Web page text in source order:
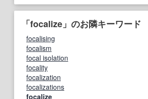
「focalize」のお隣キーワード
focalising
focalism
focal isolation
focality
focalization
focalizations
focalize